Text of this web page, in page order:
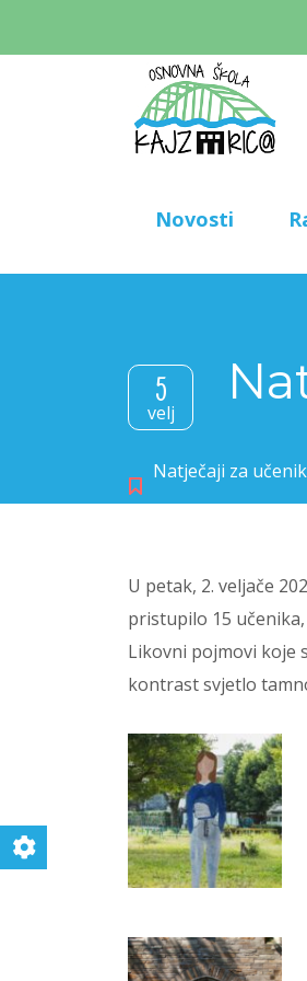
Novosti
5
velj
Natječaji za
U petak, 2. veljače
pristupilo 15
Likovni pojmovi koje
kontrast svjetlo